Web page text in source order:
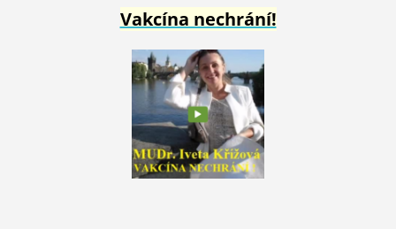
Vakcína nechrání!